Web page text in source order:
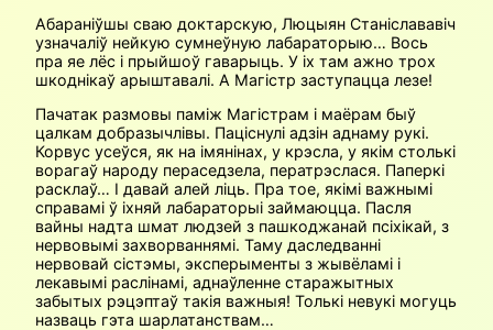
Абараніўшы сваю доктарскую, Люцыян Станіслававіч
узначаліў нейкую сумнеўную лабараторыю… Вось
пра яе лёс і прыйшоў гаварыць. У іх там ажно трох
шкоднікаў арыштавалі. А Магістр заступацца лезе!
Пачатак размовы паміж Магістрам і маёрам быў
цалкам добразычлівы. Паціснулі адзін аднаму рукі.
Корвус усеўся, як на імянінах, у крэсла, у якім столькі
ворагаў народу пераседзела, ператрэслася. Паперкі
расклаў… І давай алей ліць. Пра тое, якімі важнымі
справамі ў іхняй лабараторыі займаюцца. Пасля
вайны надта шмат людзей з пашкоджанай псіхікай, з
нервовымі захворваннямі. Таму даследванні
нервовай сістэмы, эксперыменты з жывёламі і
лекавымі раслінамі, аднаўленне старажытных
забытых рэцэптаў такія важныя! Толькі невукі могуць
назваць гэта шарлатанствам…